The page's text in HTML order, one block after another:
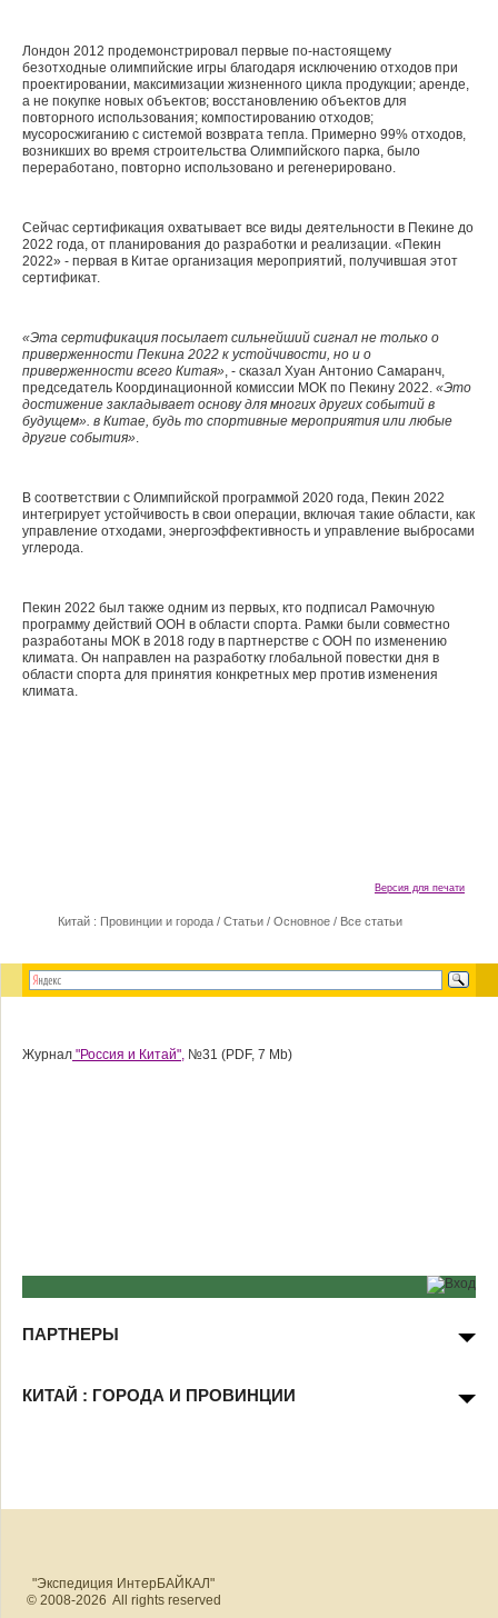
Лондон 2012 продемонстрировал первые по-настоящему
безотходные олимпийские игры благодаря исключению отходов при
проектировании, максимизации жизненного цикла продукции; аренде,
а не покупке новых объектов; восстановлению объектов для
повторного использования; компостированию отходов;
мусоросжиганию с системой возврата тепла. Примерно 99% отходов,
возникших во время строительства Олимпийского парка, было
переработано, повторно использовано и регенерировано.
Сейчас сертификация охватывает все виды деятельности в Пекине до
2022 года, от планирования до разработки и реализации. «Пекин
2022» - первая в Китае организация мероприятий, получившая этот
сертификат.
«Эта сертификация посылает сильнейший сигнал не только о
приверженности Пекина 2022 к устойчивости, но и о
приверженности всего Китая», - сказал Хуан Антонио Самаранч,
председатель Координационной комиссии МОК по Пекину 2022. «Это
достижение закладывает основу для многих других событий в
будущем». в Китае, будь то спортивные мероприятия или любые
другие события».
В соответствии с Олимпийской программой 2020 года, Пекин 2022
интегрирует устойчивость в свои операции, включая такие области, как
управление отходами, энергоэффективность и управление выбросами
углерода.
Пекин 2022 был также одним из первых, кто подписал Рамочную
программу действий ООН в области спорта. Рамки были совместно
разработаны МОК в 2018 году в партнерстве с ООН по изменению
климата. Он направлен на разработку глобальной повестки дня в
области спорта для принятия конкретных мер против изменения
климата.
Версия для печати
Китай : Провинции и города / Статьи / Основное / Все статьи
Журнал "Россия и Китай", №31 (PDF, 7 Mb)
ПАРТНЕРЫ
КИТАЙ : ГОРОДА И ПРОВИНЦИИ
"Экспедиция ИнтерБАЙКАЛ"
© 2008-2026 All rights reserved